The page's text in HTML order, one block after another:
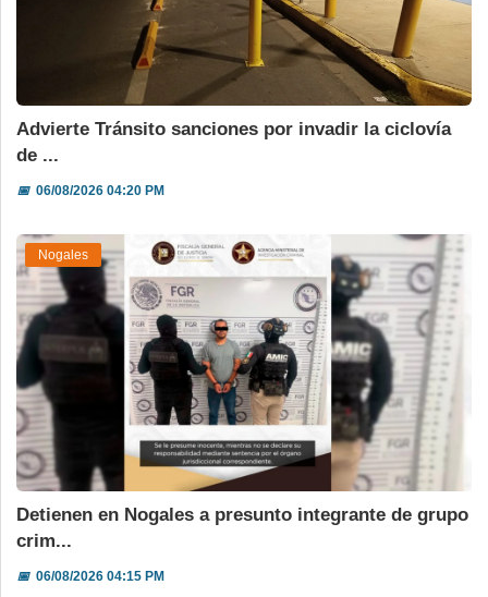
Advierte Tránsito sanciones por invadir la ciclovía
de ...
📅06/08/2026 04:20 PM
Nogales
Detienen en Nogales a presunto integrante de grupo
crim...
📅06/08/2026 04:15 PM